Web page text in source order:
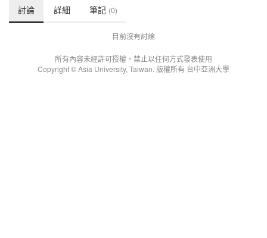
討論 詳細 筆記 (0)
目前沒有討論
所有內容未經許可授權，禁止以任何方式發表使用
Copyright © Asia University, Taiwan. 版權所有 台中亞洲大學